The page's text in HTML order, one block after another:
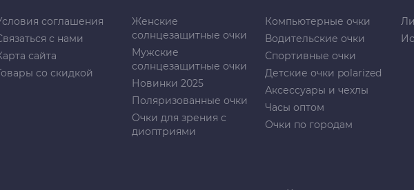
соглашения
с нами
сайта
со скидкой
Женские
солнцезащитные очки
Мужские
солнцезащитные очки
Новинки 2025
Поляризованные очки
Очки для зрения с
диоптриями
Компьютерные очки
Водительские очки
Спортивные очки
Детские очки polarized
Аксессуары и чехлы
Часы оптом
Очки по городам